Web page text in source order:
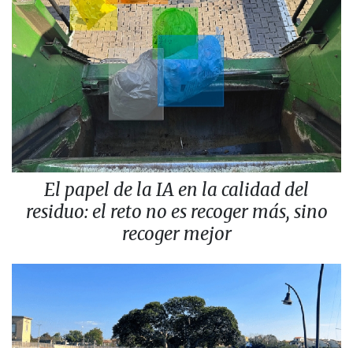
El papel de la IA en la calidad del
residuo: el reto no es recoger más, sino
recoger mejor